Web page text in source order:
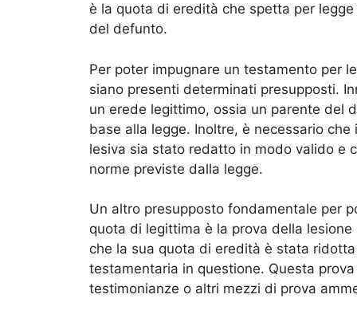
è la quota di eredità che spetta per
del defunto.
Per poter impugnare un testamento per
siano presenti determinati presupposti.
un erede legittimo, ossia un parente del
base alla legge. Inoltre, è necessario
lesiva sia stato redatto in modo valido e
norme previste dalla legge.
Un altro presupposto fondamentale per
quota di legittima è la prova della
che la sua quota di eredità è stata
testamentaria in questione. Questa
testimonianze o altri mezzi di prova